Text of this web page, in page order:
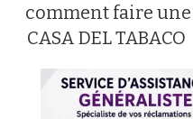
comment faire
CASA DEL TABACO